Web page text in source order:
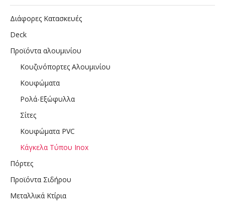
Διάφορες Κατασκευές
Deck
Προϊόντα αλουμινίου
Κουζινόπορτες Αλουμινίου
Κουφώματα
Ρολά-Εξώφυλλα
Σίτες
Κουφώματα PVC
Κάγκελα Τύπου Inox
Πόρτες
Προϊόντα Σιδήρου
Μεταλλικά Κτίρια